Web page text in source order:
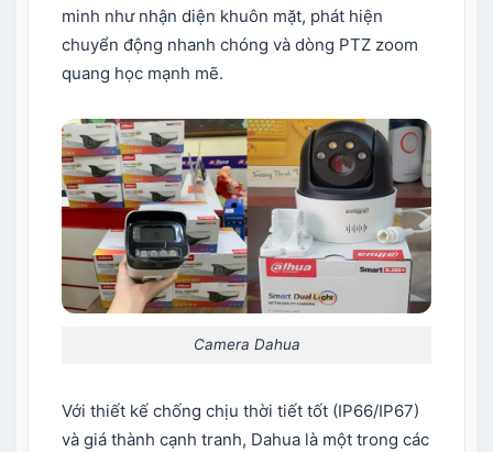
minh như nhận diện khuôn mặt, phát hiện
chuyển động nhanh chóng và dòng PTZ zoom
quang học mạnh mẽ.
Camera Dahua
Với thiết kế chống chịu thời tiết tốt (IP66/IP67)
và giá thành cạnh tranh, Dahua là một trong các